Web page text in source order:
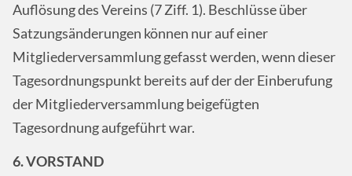
Auflösung des Vereins (7 Ziff. 1). Beschlüsse über
Satzungsänderungen können nur auf einer
Mitgliederversammlung gefasst werden, wenn dieser
Tagesordnungspunkt bereits auf der der Einberufung
der Mitgliederversammlung beigefügten
Tagesordnung aufgeführt war.
6. VORSTAND